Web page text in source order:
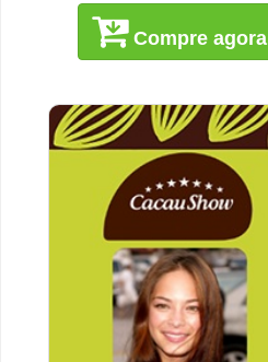
Compre agora